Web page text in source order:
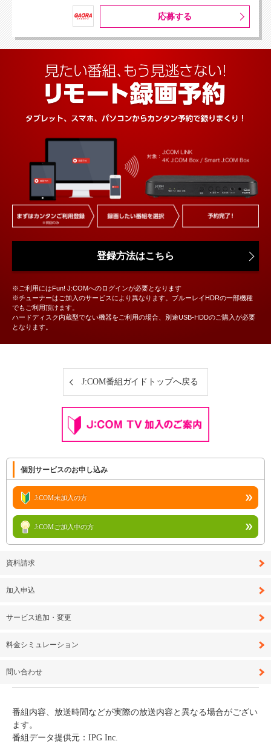
応募する
登録方法はこちら
※ご利用にはFun! J:COMへのログインが必要となります
※チューナーはご加入のサービスにより異なります。ブルーレイHDRの一部機種
でもご利用頂けます。
ハードディスク内蔵型でない機器をご利用の場合、別途USB-HDDのご購入が必要
となります。
J:COM番組ガイドトップへ戻る
個別サービスのお申し込み
J:COM未加入の方
J:COMご加入中の方
資料請求
加入申込
サービス追加・変更
料金シミュレーション
問い合わせ
番組内容、放送時間などが実際の放送内容と異なる場合がござい
ます。
番組データ提供元：IPG Inc.